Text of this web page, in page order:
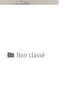
Publié
Non classé